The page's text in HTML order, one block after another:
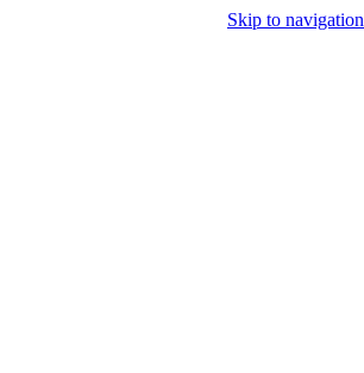
Skip to navigation